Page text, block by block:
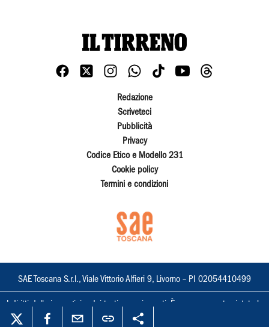
Redazione
Scriveteci
Pubblicità
Privacy
Codice Etico e Modello 231
Cookie policy
Termini e condizioni
SAE Toscana S.r.l., Viale Vittorio Alfieri 9, Livorno – PI 02054410499
I diritti delle immagini e dei testi sono riservati. È espressamente vietata la
loro riproduzione con qualsiasi mezzo e l'adattamento totale o parziale.